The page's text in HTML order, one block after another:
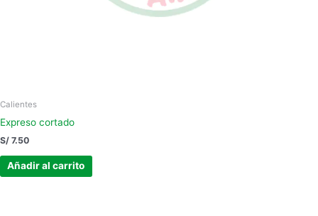
Calientes
Expreso cortado
S/ 7.50
Añadir al carrito